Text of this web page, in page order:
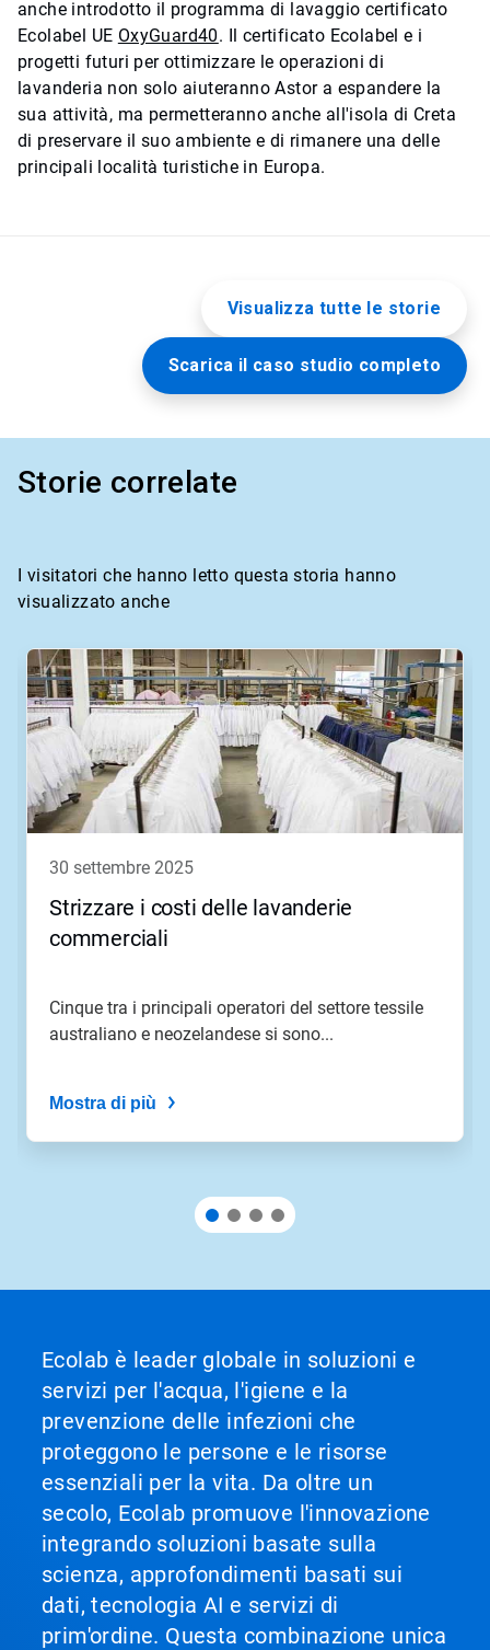
anche introdotto il programma di lavaggio certificato
Ecolabel UE OxyGuard40. Il certificato Ecolabel e i
progetti futuri per ottimizzare le operazioni di
lavanderia non solo aiuteranno Astor a espandere la
sua attività, ma permetteranno anche all'isola di Creta
di preservare il suo ambiente e di rimanere una delle
principali località turistiche in Europa.
Visualizza tutte le storie
Scarica il caso studio completo
Storie correlate
I visitatori che hanno letto questa storia hanno
visualizzato anche
Questa
una
presentazione.
Utilizza
pulsanti
Seguente
Precedente
navigare,
salta
direttamente
30 settembre 2025
Strizzare i costi delle lavanderie
commerciali
Cinque tra i principali operatori del settore tessile
australiano e neozelandese si sono...
Mostra di più
Ecolab è leader globale in soluzioni e
servizi per l'acqua, l'igiene e la
prevenzione delle infezioni che
proteggono le persone e le risorse
essenziali per la vita. Da oltre un
secolo, Ecolab promuove l'innovazione
integrando soluzioni basate sulla
scienza, approfondimenti basati sui
dati, tecnologia AI e servizi di
prim'ordine. Questa combinazione unica